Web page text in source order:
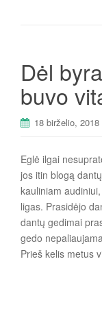
Dėl
buvo
18 birželio, 2018
Eglė ilgai
jos itin blogą
kauliniam
ligas. Prasidėjo
dantų gedimai
gedo
Prieš kelis metus